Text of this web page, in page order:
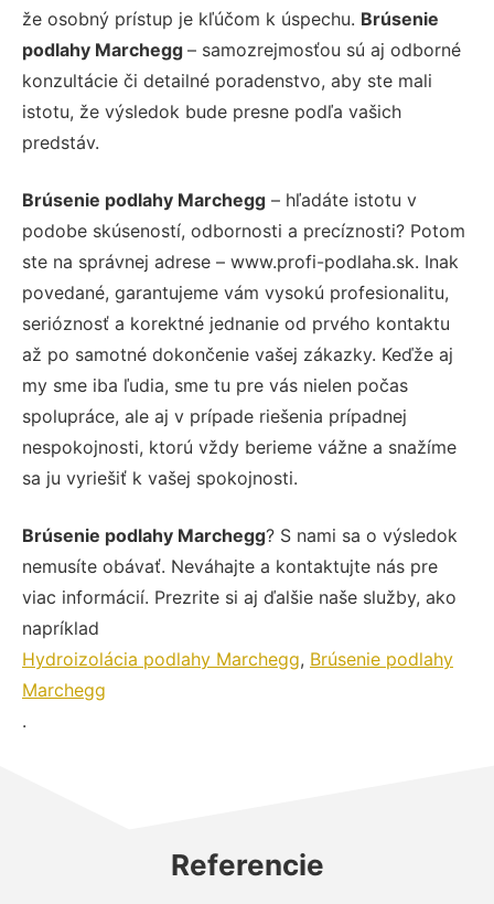
že osobný prístup je kľúčom k úspechu. Brúsenie
podlahy Marchegg – samozrejmosťou sú aj odborné
konzultácie či detailné poradenstvo, aby ste mali
istotu, že výsledok bude presne podľa vašich
predstáv.
Brúsenie podlahy Marchegg – hľadáte istotu v
podobe skúseností, odbornosti a precíznosti? Potom
ste na správnej adrese – www.profi-podlaha.sk. Inak
povedané, garantujeme vám vysokú profesionalitu,
serióznosť a korektné jednanie od prvého kontaktu
až po samotné dokončenie vašej zákazky. Keďže aj
my sme iba ľudia, sme tu pre vás nielen počas
spolupráce, ale aj v prípade riešenia prípadnej
nespokojnosti, ktorú vždy berieme vážne a snažíme
sa ju vyriešiť k vašej spokojnosti.
Brúsenie podlahy Marchegg? S nami sa o výsledok
nemusíte obávať. Neváhajte a kontaktujte nás pre
viac informácií. Prezrite si aj ďalšie naše služby, ako
napríklad
Hydroizolácia podlahy Marchegg, Brúsenie podlahy
Marchegg
.
Referencie